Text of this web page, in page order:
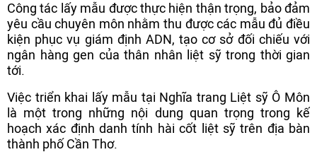
Công tác lấy mẫu được thực hiện thận trọng, bảo đảm
yêu cầu chuyên môn nhằm thu được các mẫu đủ điều
kiện phục vụ giám định ADN, tạo cơ sở đối chiếu với
ngân hàng gen của thân nhân liệt sỹ trong thời gian
tới.
Việc triển khai lấy mẫu tại Nghĩa trang Liệt sỹ Ô Môn
là một trong những nội dung quan trọng trong kế
hoạch xác định danh tính hài cốt liệt sỹ trên địa bàn
thành phố Cần Thơ.